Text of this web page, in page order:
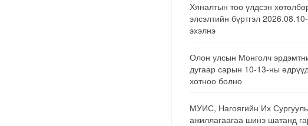
Хяналтын тоо үлдсэн
элсэлтийн бүртгэл
эхэлнэ
Олон улсын Монголч
дугаар сарын 10-13-ны
хотноо болно
МУИС, Нагоягийн Их
ажиллагаагаа шинэ шатанд